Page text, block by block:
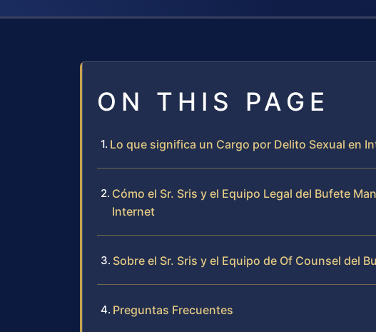
ON THIS PAGE
Lo que significa un Cargo por Delito Sexual en
Cómo el Sr. Sris y el Equipo Legal del Bufete
Internet
Sobre el Sr. Sris y el Equipo de Of Counsel del
Preguntas Frecuentes